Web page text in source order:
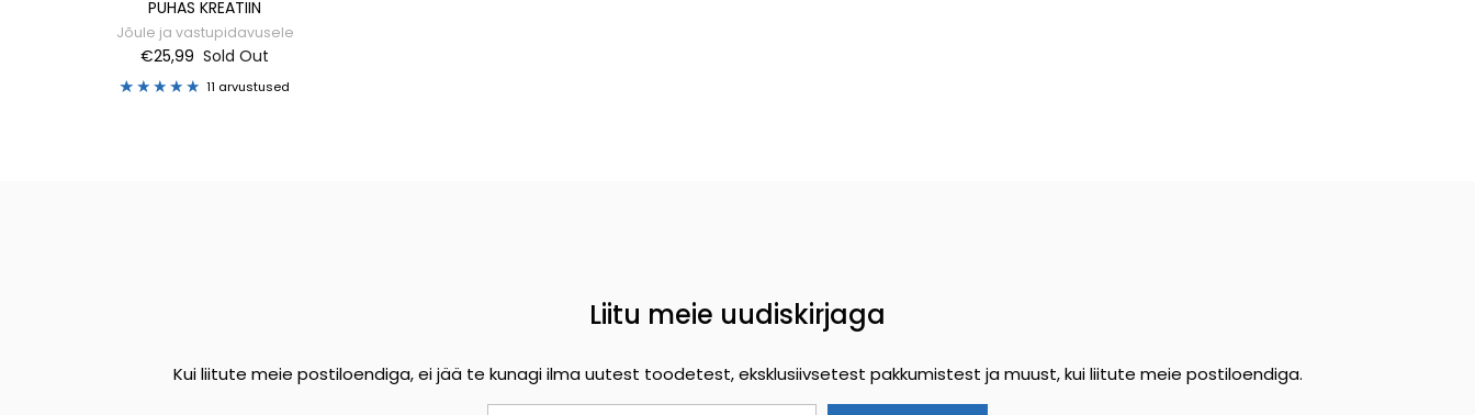
PUHAS KREATIIN
Jõule ja vastupidavusele
€25,99 Sold Out
11 arvustused
Liitu meie uudiskirjaga
Kui liitute meie postiloendiga, ei jää te kunagi ilma uutest toodetest, eksklusiivsetest pakkumistest ja muust, kui liitute meie postiloendiga.